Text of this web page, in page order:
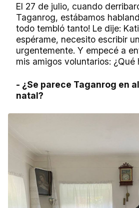
El 27 de julio, cuando
Taganrog, estábamos
todo tembló tanto! Le dije:
espérame, necesito escribir
urgentemente. Y empecé a
mis amigos voluntarios: ¿Qué
- ¿Se parece Taganrog en
natal?